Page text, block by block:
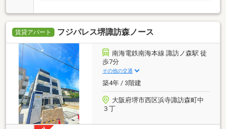
賃貸アパート フジパレス堺諏訪森ノース
南海電鉄南海本線 諏訪ノ森駅 徒
歩7分
その他の交通
築4年 / 3階建
大阪府堺市西区浜寺諏訪森町中
３丁